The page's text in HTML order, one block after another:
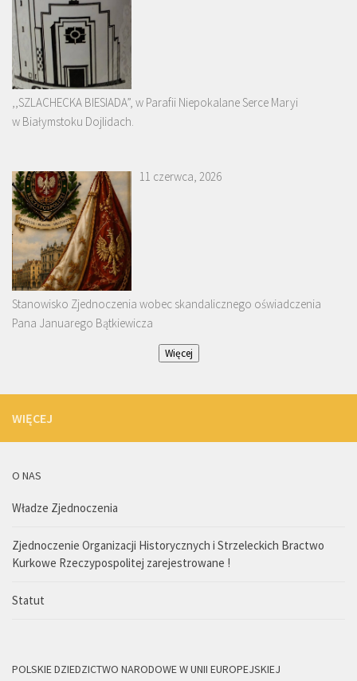
,,SZLACHECKA BIESIADA”, w Parafii Niepokalane Serce Maryi
w Białymstoku Dojlidach.
11 czerwca, 2026
Stanowisko Zjednoczenia wobec skandalicznego oświadczenia
Pana Januarego Bątkiewicza
Więcej
WIĘCEJ
O NAS
Władze Zjednoczenia
Zjednoczenie Organizacji Historycznych i Strzeleckich Bractwo
Kurkowe Rzeczypospolitej zarejestrowane !
Statut
POLSKIE DZIEDZICTWO NARODOWE W UNII EUROPEJSKIEJ